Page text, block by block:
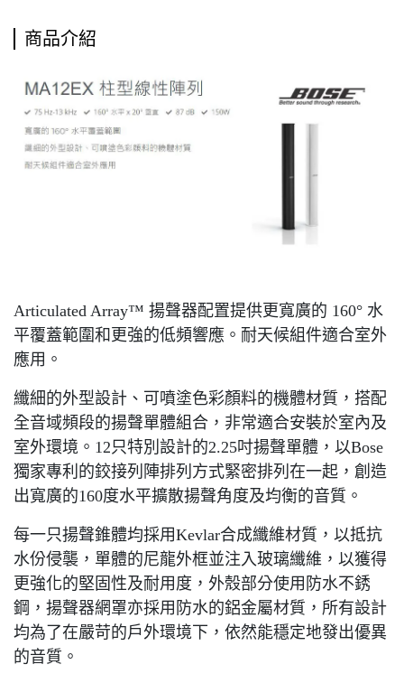
商品介紹
Articulated Array™ 揚聲器配置提供更寬廣的 160° 水
平覆蓋範圍和更強的低頻響應。耐天候組件適合室外
應用。
纖細的外型設計、可噴塗色彩顏料的機體材質，搭配
全音域頻段的揚聲單體組合，非常適合安裝於室內及
室外環境。12只特別設計的2.25吋揚聲單體，以Bose
獨家專利的鉸接列陣排列方式緊密排列在一起，創造
出寬廣的160度水平擴散揚聲角度及均衡的音質。
每一只揚聲錐體均採用Kevlar合成纖維材質，以抵抗
水份侵襲，單體的尼龍外框並注入玻璃纖維，以獲得
更強化的堅固性及耐用度，外殼部分使用防水不銹
鋼，揚聲器網罩亦採用防水的鋁金屬材質，所有設計
均為了在嚴苛的戶外環境下，依然能穩定地發出優異
的音質。